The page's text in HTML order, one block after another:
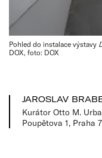
Pohled do instalace výstavy
DOX, foto: DOX
JAROSLAV
Kurátor Otto M.
Poupětova 1, Praha